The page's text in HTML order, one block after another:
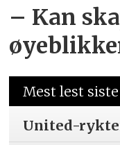
– Kan
Mest lest
United-